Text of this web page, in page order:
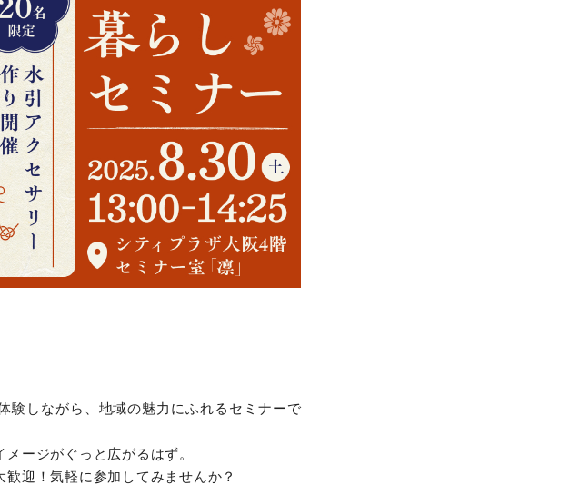
験しながら、地域の魅力にふれるセミナーで
ージがぐっと広がるはず。
迎！気軽に参加してみませんか？